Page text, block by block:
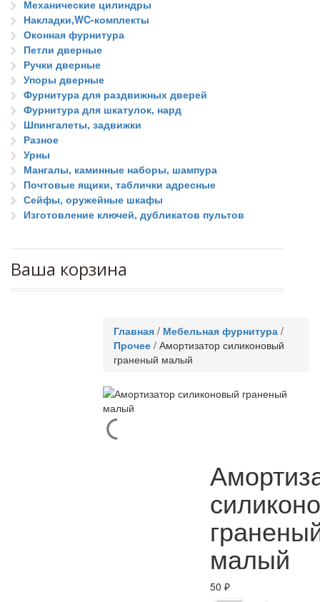
Механические цилиндры
Накладки,WC-комплекты
Оконная фурнитура
Петли дверные
Ручки дверные
Упоры дверные
Фурнитура для раздвижных дверей
Фурнитура для шкатулок, нард
Шпингалеты, задвижки
Разное
Урны
Мангалы, каминные наборы, шампура
Почтовые ящики, таблички адресные
Сейфы, оружейные шкафы
Изготовление ключей, дубликатов пультов
Ваша корзина
Главная / Мебельная фурнитура /
Прочее / Амортизатор силиконовый
граненый малый
малый
50₽